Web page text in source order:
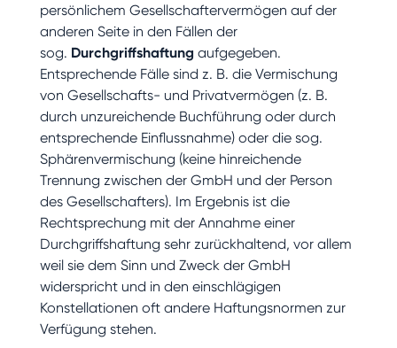
persönlichem Gesellschaftervermögen auf der
anderen Seite in den Fällen der
sog. Durchgriffshaftung aufgegeben.
Entsprechende Fälle sind z. B. die Vermischung
von Gesellschafts- und Privatvermögen (z. B.
durch unzureichende Buchführung oder durch
entsprechende Einflussnahme) oder die sog.
Sphärenvermischung (keine hinreichende
Trennung zwischen der GmbH und der Person
des Gesellschafters). Im Ergebnis ist die
Rechtsprechung mit der Annahme einer
Durchgriffshaftung sehr zurückhaltend, vor allem
weil sie dem Sinn und Zweck der GmbH
widerspricht und in den einschlägigen
Konstellationen oft andere Haftungsnormen zur
Verfügung stehen.